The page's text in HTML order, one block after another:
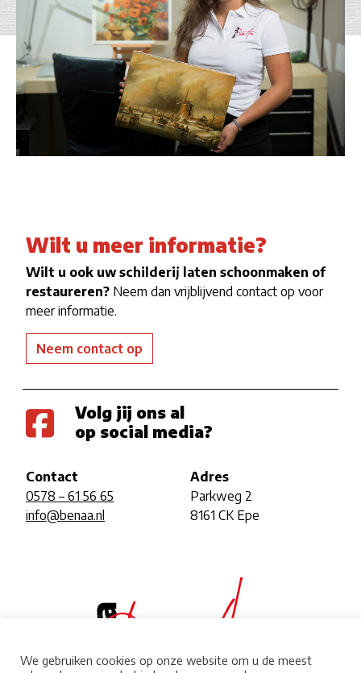
Wilt u meer informatie?
Wilt u ook uw schilderij laten schoonmaken of
restaureren? Neem dan vrijblijvend contact op voor
meer informatie.
Neem contact op
Volg jij ons al
op social media?
Contact
0578 – 61 56 65
info@benaa.nl
Adres
Parkweg 2
8161 CK Epe
We gebruiken cookies op onze website om u de meest